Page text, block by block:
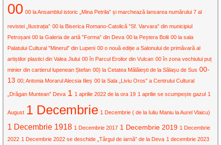
00 00 la Ansamblul istoric „Mina Petrila” și marchează lansarea numărului 7 al
revistei „Ilustrația” 00 la Biserica Romano-Catolică ”Sf. Varvara” din municipiul
Petroșani 00 la Galeria de artă ”Forma” din Deva 00 la Peștera Bolii 00 la sala
Palatului Cultural ”Minerul” din Lupeni 00 o nouă ediție a Salonului de primăvară al
artiștilor plastici din Valea Jiului 00 în Parcul Eroilor din Vulcan 00 în zona vechiului puț
minier din cartierul lupenean Ștefan 00) la Cetatea Mălăiești de la Sălașu de Sus 00-
13 00; Antonia Morarul Alecsia Ilieș 00 la Sala „Liviu Oros” a Centrului Cultural
„Drăgan Muntean” Deva 1 1 aprilie 2022 de la ora 19 1 aprilie se scumpește gazul 1
August 1 Decembrie 1 Decembrie ( de la Iuliu Maniu la Aurel Vlaicu)
1 Decembrie 1918 1 Decembrie 2017 1 Decembrie 2019 1 Decembrie
2022 1 Decembrie 2022 se deschide „Târgul de iarnă” de la Deva 1 decembrie 2023